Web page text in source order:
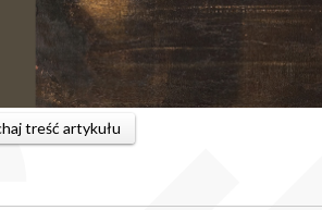
treść artykułu